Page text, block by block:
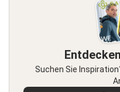
Suchen Sie